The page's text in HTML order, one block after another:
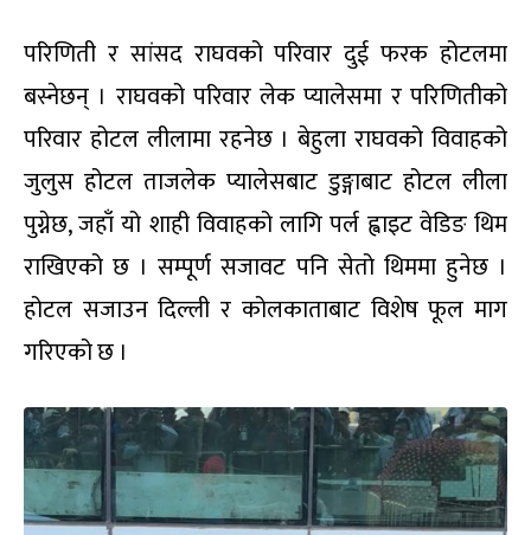
परिणिती र सांसद राघवको परिवार दुई फरक होटलमा
बस्नेछन् । राघवको परिवार लेक प्यालेसमा र परिणितीको
परिवार होटल लीलामा रहनेछ । बेहुला राघवको विवाहको
जुलुस होटल ताजलेक प्यालेसबाट डुङ्गाबाट होटल लीला
पुग्नेछ, जहाँ यो शाही विवाहको लागि पर्ल ह्वाइट वेडिङ थिम
राखिएको छ । सम्पूर्ण सजावट पनि सेतो थिममा हुनेछ ।
होटल सजाउन दिल्ली र कोलकाताबाट विशेष फूल माग
गरिएको छ ।